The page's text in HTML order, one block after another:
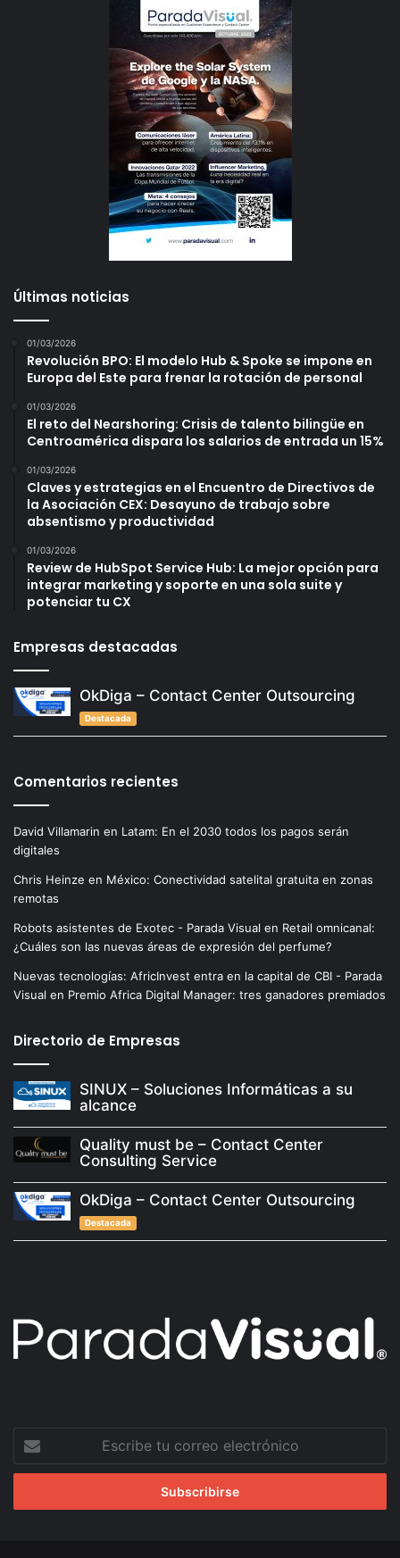
Últimas noticias
01/03/2026
Revolución BPO: El modelo Hub & Spoke se impone en
Europa del Este para frenar la rotación de personal
01/03/2026
El reto del Nearshoring: Crisis de talento bilingüe en
Centroamérica dispara los salarios de entrada un 15%
01/03/2026
Claves y estrategias en el Encuentro de Directivos de
la Asociación CEX: Desayuno de trabajo sobre
absentismo y productividad
01/03/2026
Review de HubSpot Service Hub: La mejor opción para
integrar marketing y soporte en una sola suite y
potenciar tu CX
Empresas destacadas
OkDiga – Contact Center Outsourcing
Destacada
Comentarios recientes
David Villamarin en Latam: En el 2030 todos los pagos serán
digitales
Chris Heinze en México: Conectividad satelital gratuita en zonas
remotas
Robots asistentes de Exotec - Parada Visual en Retail omnicanal:
¿Cuáles son las nuevas áreas de expresión del perfume?
Nuevas tecnologías: AfricInvest entra en la capital de CBI - Parada
Visual en Premio Africa Digital Manager: tres ganadores premiados
Directorio de Empresas
SINUX – Soluciones Informáticas a su
alcance
Quality must be – Contact Center
Consulting Service
OkDiga – Contact Center Outsourcing
Destacada
correo